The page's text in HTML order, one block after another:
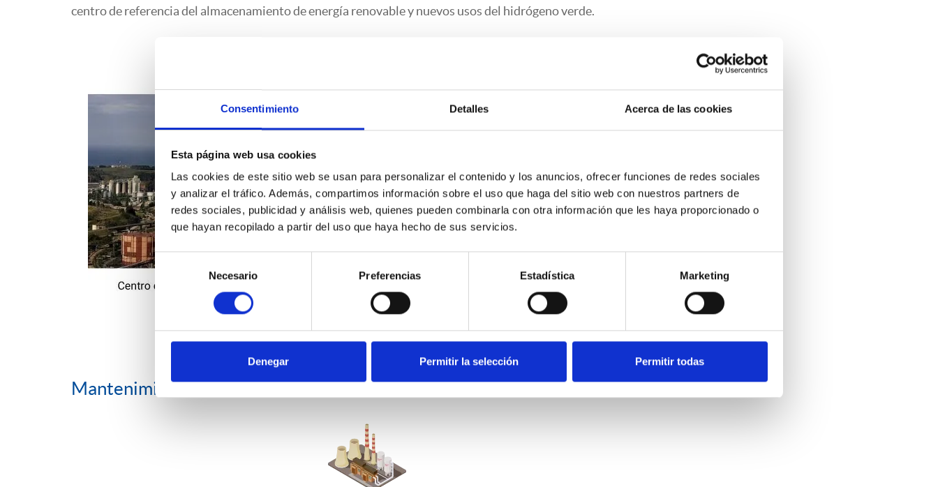
Consentimiento Detalles Acerca de las cookies
Esta página web usa cookies
Las cookies de este sitio web se usan para personalizar el contenido y los anuncios, ofrecer funciones de redes sociales
y analizar el tráfico. Además, compartimos información sobre el uso que haga del sitio web con nuestros partners de
redes sociales, publicidad y análisis web, quienes pueden combinarla con otra información que les haya proporcionado o
que hayan recopilado a partir del uso que haya hecho de sus servicios.
Selección
consentimiento
Necesario Preferencias Estadística Marketing
Denegar Permitir la selección Permitir todas
centro de referencia del almacenamiento de energía renovable y nuevos usos del hidrógeno verde.
Mantenimiento y características de los equipos de emisión